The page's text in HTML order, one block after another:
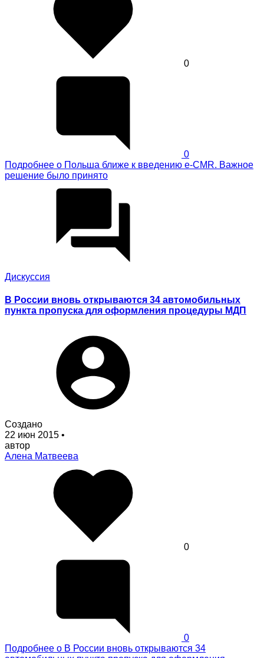
0
0
Подробнее о Польша ближе к введению e-CMR. Важное
решение было принято
Дискуссия
В России вновь открываются 34 автомобильных
пункта пропуска для оформления процедуры МДП
Создано
22 июн 2015 •
автор
Алена Матвеева
0
0
Подробнее о В России вновь открываются 34